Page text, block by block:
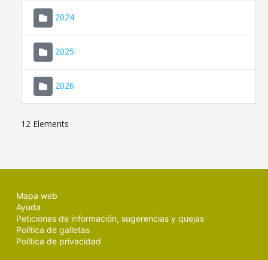
2024
2025
2026
12 Elements
Mapa web
Ayuda
Peticiones de información, sugerencias y quejas
Política de galletas
Política de privacidad